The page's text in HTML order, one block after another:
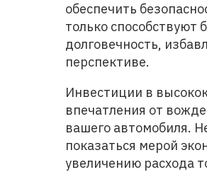
обеспечить
только способствуют
долговечность,
перспективе.
Инвестиции в
впечатления от
вашего автомобиля.
показаться мерой
увеличению расхода